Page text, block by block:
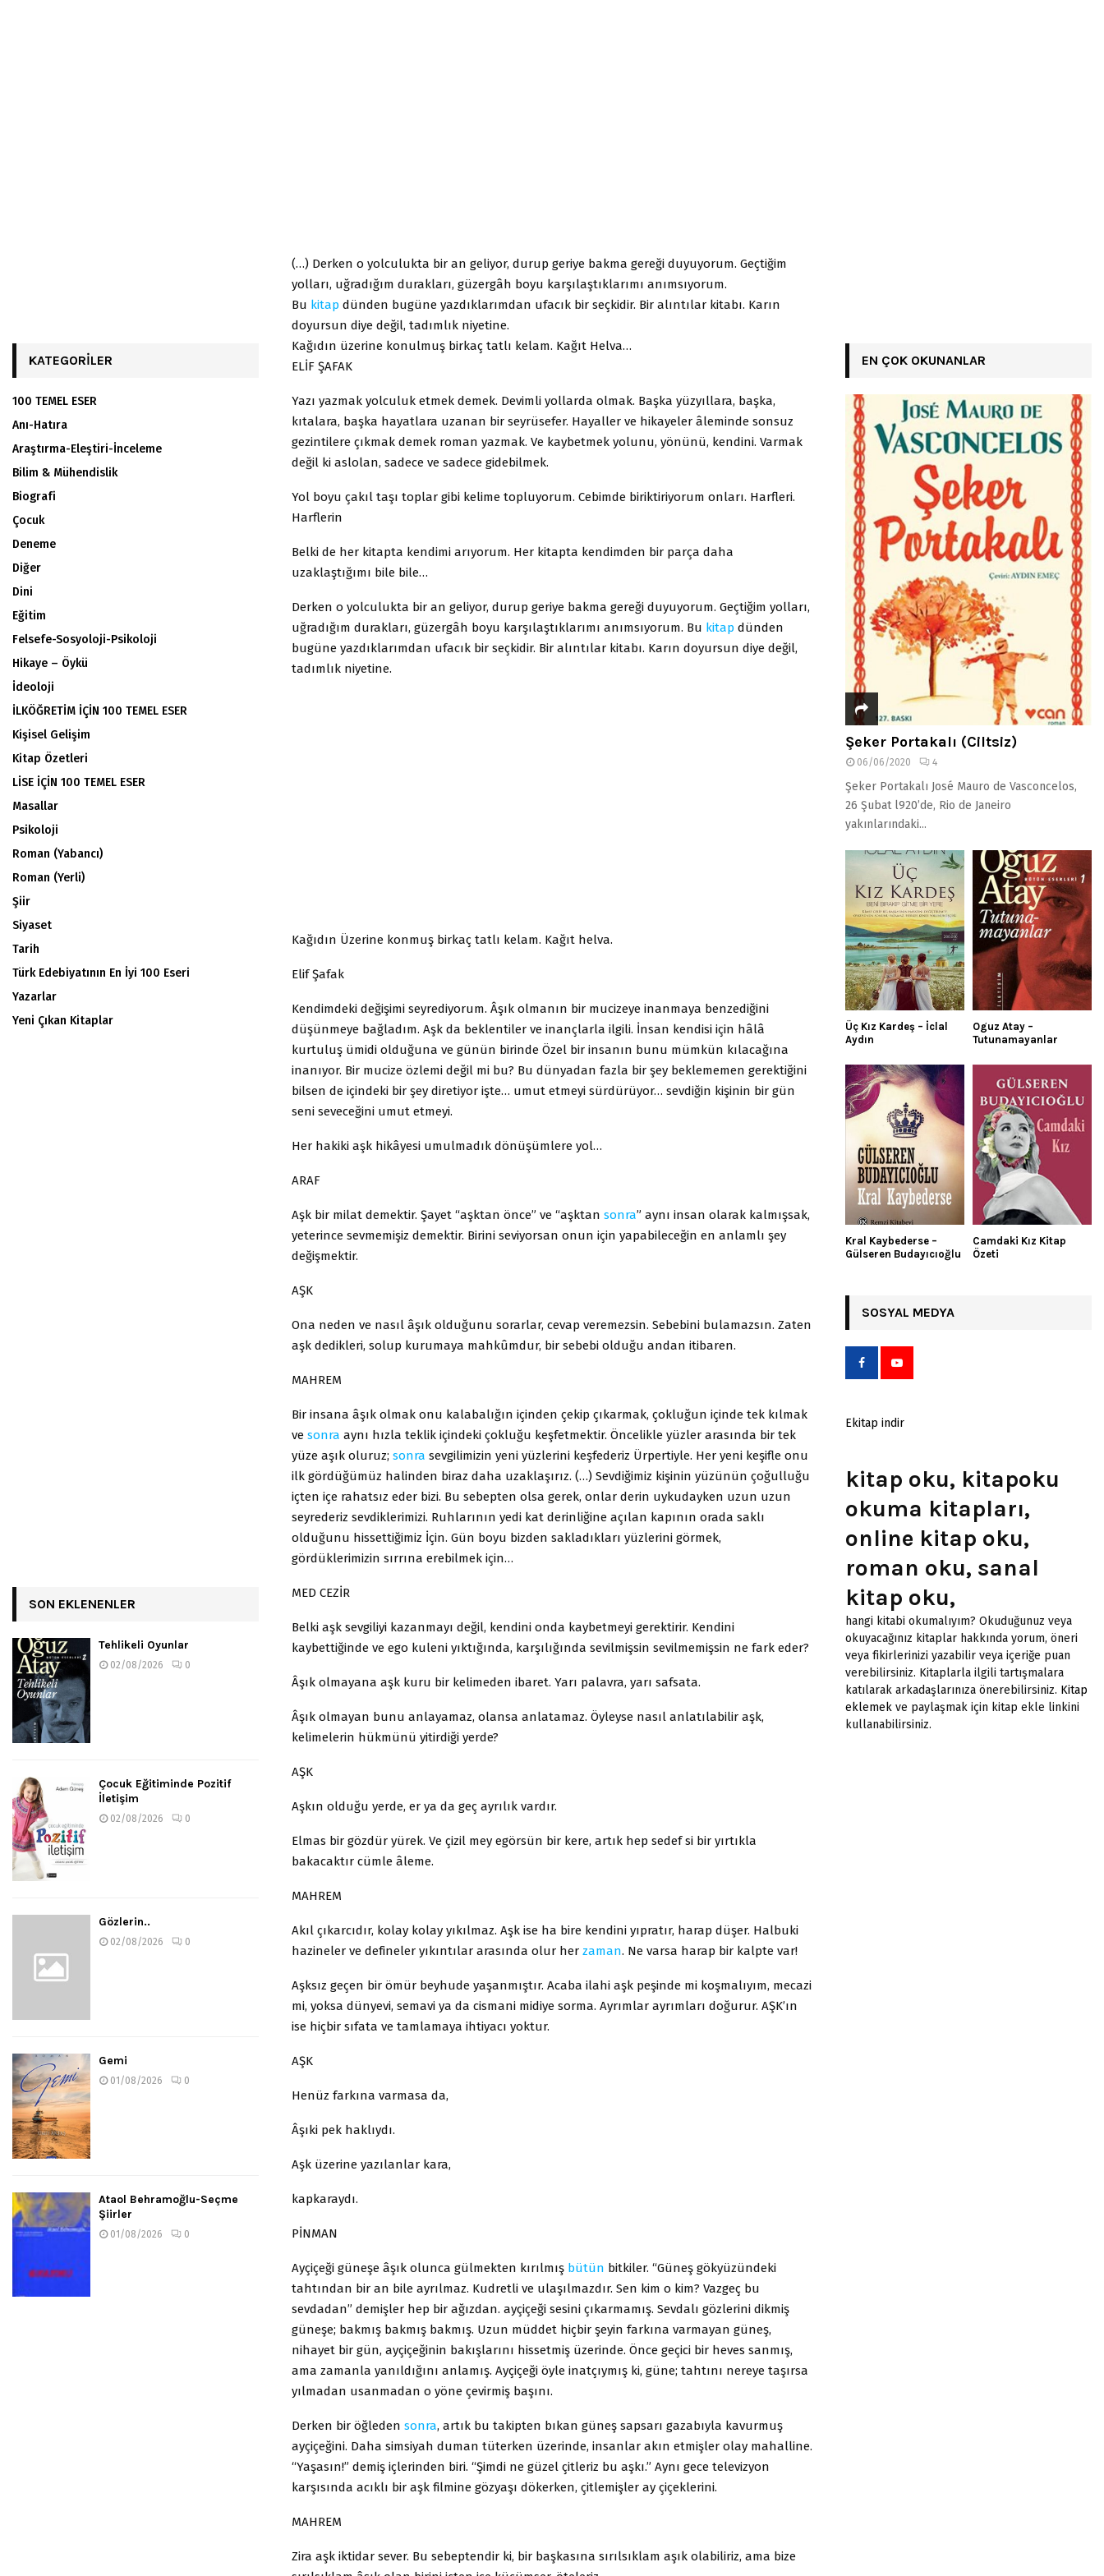
(…) Derken o yolculukta bir an geliyor, durup geriye bakma gereği duyuyorum. Geçtiğim
yolları, uğradığım durakları, güzergâh boyu karşılaştıklarımı anımsıyorum.
Bu kitap dünden bugüne yazdıklarımdan ufacık bir seçkidir. Bir alıntılar kitabı. Karın
doyursun diye değil, tadımlık niyetine.
Kağıdın üzerine konulmuş birkaç tatlı kelam. Kağıt Helva…
ELİF ŞAFAK
Yazı yazmak yolculuk etmek demek. Devimli yollarda olmak. Başka yüzyıllara, başka,
kıtalara, başka hayatlara uzanan bir seyrüsefer. Hayaller ve hikayeler âleminde sonsuz
gezintilere çıkmak demek roman yazmak. Ve kaybetmek yolunu, yönünü, kendini. Varmak
değil ki aslolan, sadece ve sadece gidebilmek.
Yol boyu çakıl taşı toplar gibi kelime topluyorum. Cebimde biriktiriyorum onları. Harfleri.
Harflerin
Belki de her kitapta kendimi arıyorum. Her kitapta kendimden bir parça daha
uzaklaştığımı bile bile…
Derken o yolculukta bir an geliyor, durup geriye bakma gereği duyuyorum. Geçtiğim yolları,
uğradığım durakları, güzergâh boyu karşılaştıklarımı anımsıyorum. Bu kitap dünden
bugüne yazdıklarımdan ufacık bir seçkidir. Bir alıntılar kitabı. Karın doyursun diye değil,
tadımlık niyetine.
Kağıdın Üzerine konmuş birkaç tatlı kelam. Kağıt helva.
Elif Şafak
Kendimdeki değişimi seyrediyorum. Âşık olmanın bir mucizeye inanmaya benzediğini
düşünmeye bağladım. Aşk da beklentiler ve inançlarla ilgili. İnsan kendisi için hâlâ
kurtuluş ümidi olduğuna ve günün birinde Özel bir insanın bunu mümkün kılacağına
inanıyor. Bir mucize özlemi değil mi bu? Bu dünyadan fazla bir şey beklememen gerektiğini
bilsen de içindeki bir şey diretiyor işte… umut etmeyi sürdürüyor… sevdiğin kişinin bir gün
seni seveceğini umut etmeyi.
Her hakiki aşk hikâyesi umulmadık dönüşümlere yol…
ARAF
Aşk bir milat demektir. Şayet “aşktan önce” ve “aşktan sonra” aynı insan olarak kalmışsak,
yeterince sevmemişiz demektir. Birini seviyorsan onun için yapabileceğin en anlamlı şey
değişmektir.
AŞK
Ona neden ve nasıl âşık olduğunu sorarlar, cevap veremezsin. Sebebini bulamazsın. Zaten
aşk dedikleri, solup kurumaya mahkûmdur, bir sebebi olduğu andan itibaren.
MAHREM
Bir insana âşık olmak onu kalabalığın içinden çekip çıkarmak, çokluğun içinde tek kılmak
ve sonra aynı hızla teklik içindeki çokluğu keşfetmektir. Öncelikle yüzler arasında bir tek
yüze aşık oluruz; sonra sevgilimizin yeni yüzlerini keşfederiz Ürpertiyle. Her yeni keşifle onu
ilk gördüğümüz halinden biraz daha uzaklaşırız. (…) Sevdiğimiz kişinin yüzünün çoğulluğu
içten içe rahatsız eder bizi. Bu sebepten olsa gerek, onlar derin uykudayken uzun uzun
seyrederiz sevdiklerimizi. Ruhlarının yedi kat derinliğine açılan kapının orada saklı
olduğunu hissettiğimiz İçin. Gün boyu bizden sakladıkları yüzlerini görmek,
gördüklerimizin sırrına erebilmek için…
MED CEZİR
Belki aşk sevgiliyi kazanmayı değil, kendini onda kaybetmeyi gerektirir. Kendini
kaybettiğinde ve ego kuleni yıktığında, karşılığında sevilmişsin sevilmemişsin ne fark eder?
Âşık olmayana aşk kuru bir kelimeden ibaret. Yarı palavra, yarı safsata.
Âşık olmayan bunu anlayamaz, olansa anlatamaz. Öyleyse nasıl anlatılabilir aşk,
kelimelerin hükmünü yitirdiği yerde?
AŞK
Aşkın olduğu yerde, er ya da geç ayrılık vardır.
Elmas bir gözdür yürek. Ve çizil mey egörsün bir kere, artık hep sedef si bir yırtıkla
bakacaktır cümle âleme.
MAHREM
Akıl çıkarcıdır, kolay kolay yıkılmaz. Aşk ise ha bire kendini yıpratır, harap düşer. Halbuki
hazineler ve defineler yıkıntılar arasında olur her zaman. Ne varsa harap bir kalpte var!
Aşksız geçen bir ömür beyhude yaşanmıştır. Acaba ilahi aşk peşinde mi koşmalıyım, mecazi
mi, yoksa dünyevi, semavi ya da cismani midiye sorma. Ayrımlar ayrımları doğurur. AŞK’ın
ise hiçbir sıfata ve tamlamaya ihtiyacı yoktur.
AŞK
Henüz farkına varmasa da,
Âşıki pek haklıydı.
Aşk üzerine yazılanlar kara,
kapkaraydı.
PİNMAN
Ayçiçeği güneşe âşık olunca gülmekten kırılmış bütün bitkiler. “Güneş gökyüzündeki
tahtından bir an bile ayrılmaz. Kudretli ve ulaşılmazdır. Sen kim o kim? Vazgeç bu
sevdadan” demişler hep bir ağızdan. ayçiçeği sesini çıkarmamış. Sevdalı gözlerini dikmiş
güneşe; bakmış bakmış bakmış. Uzun müddet hiçbir şeyin farkına varmayan güneş,
nihayet bir gün, ayçiçeğinin bakışlarını hissetmiş üzerinde. Önce geçici bir heves sanmış,
ama zamanla yanıldığını anlamış. Ayçiçeği öyle inatçıymış ki, güne; tahtını nereye taşırsa
yılmadan usanmadan o yöne çevirmiş başını.
Derken bir öğleden sonra, artık bu takipten bıkan güneş sapsarı gazabıyla kavurmuş
ayçiçeğini. Daha simsiyah duman tüterken üzerinde, insanlar akın etmişler olay mahalline.
“Yaşasın!” demiş içlerinden biri. “Şimdi ne güzel çitleriz bu aşkı.” Aynı gece televizyon
karşısında acıklı bir aşk filmine gözyaşı dökerken, çitlemişler ay çiçeklerini.
MAHREM
Zira aşk iktidar sever. Bu sebeptendir ki, bir başkasına sırılsıklam aşık olabiliriz, ama bize
KATEGORILER
100 TEMEL ESER
Anı-Hatıra
Araştırma-Eleştiri-İnceleme
Bilim & Mühendislik
Biografi
Çocuk
Deneme
Diğer
Dini
Eğitim
Felsefe-Sosyoloji-Psikoloji
Hikaye – Öykü
İdeoloji
İLKÖĞRETİM İÇİN 100 TEMEL ESER
Kişisel Gelişim
Kitap Özetleri
LİSE İÇİN 100 TEMEL ESER
Masallar
Psikoloji
Roman (Yabancı)
Roman (Yerli)
Şiir
Siyaset
Tarih
Türk Edebiyatının En İyi 100 Eseri
Yazarlar
Yeni Çıkan Kitaplar
SON EKLENENLER
Tehlikeli Oyunlar
02/08/2026 0
Çocuk Eğitiminde Pozitif
İletişim
02/08/2026 0
Gözlerin..
02/08/2026 0
Gemi
01/08/2026 0
Ataol Behramoğlu-Seçme
Şiirler
01/08/2026 0
EN ÇOK OKUNANLAR
Şeker Portakalı (Ciltsiz)
06/06/2020 4
Şeker Portakalı José Mauro de Vasconcelos,
26 Şubat l920’de, Rio de Janeiro
yakınlarındaki...
Üç Kız Kardeş – İclal
Aydın
Oguz Atay –
Tutunamayanlar
Kral Kaybederse –
Gülseren Budayıcıoğlu
Camdaki Kız Kitap
Özeti
SOSYAL MEDYA
Ekitap indir
kitap oku, kitapoku
okuma kitapları,
online kitap oku,
roman oku, sanal
kitap oku,
hangi kitabi okumalıyım? Okuduğunuz veya
okuyacağınız kitaplar hakkında yorum, öneri
veya fikirlerinizi yazabilir veya içeriğe puan
verebilirsiniz. Kitaplarla ilgili tartışmalara
katılarak arkadaşlarınıza önerebilirsiniz. Kitap
eklemek ve paylaşmak için kitap ekle linkini
kullanabilirsiniz.